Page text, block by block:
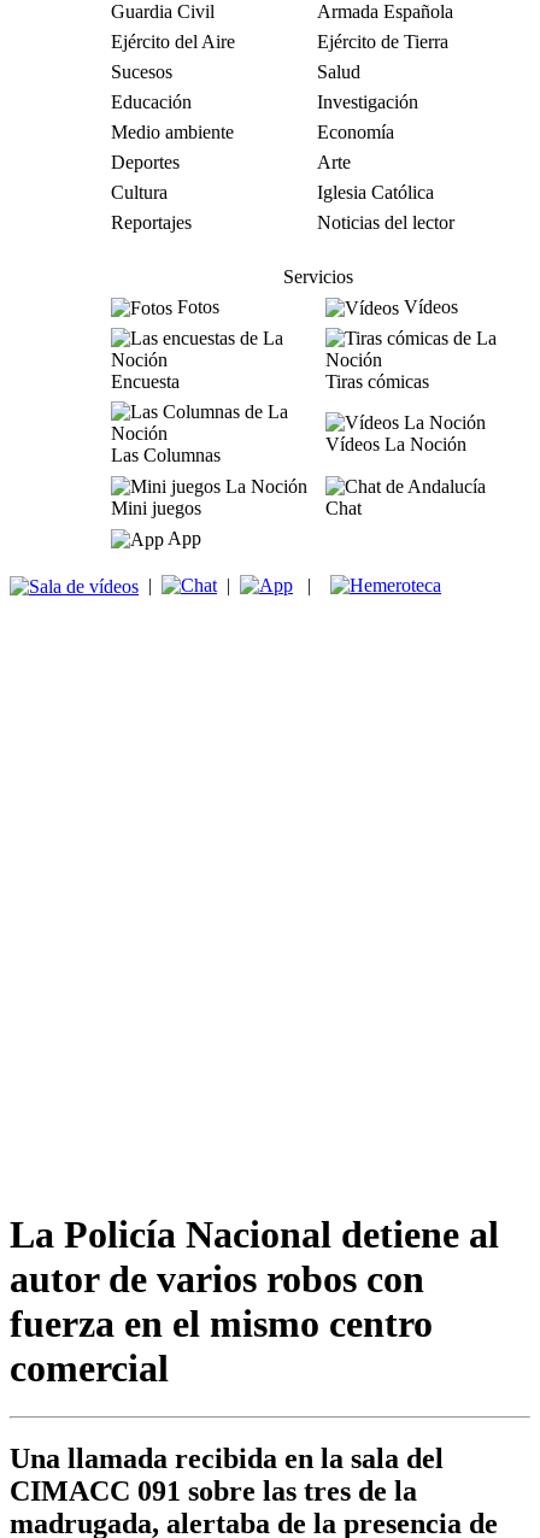
Guardia Civil
Armada Española
Ejército del Aire
Ejército de Tierra
Sucesos
Salud
Educación
Investigación
Medio ambiente
Economía
Deportes
Arte
Cultura
Iglesia Católica
Reportajes
Noticias del lector
Servicios
Fotos
Vídeos
Encuesta Tiras cómicas
Las Columnas
Vídeos La Noción
Mini juegos
Chat
App
| | |
La Policía Nacional detiene al
autor de varios robos con
fuerza en el mismo centro
comercial
Una llamada recibida en la sala del
CIMACC 091 sobre las tres de la
madrugada, alertaba de la presencia de